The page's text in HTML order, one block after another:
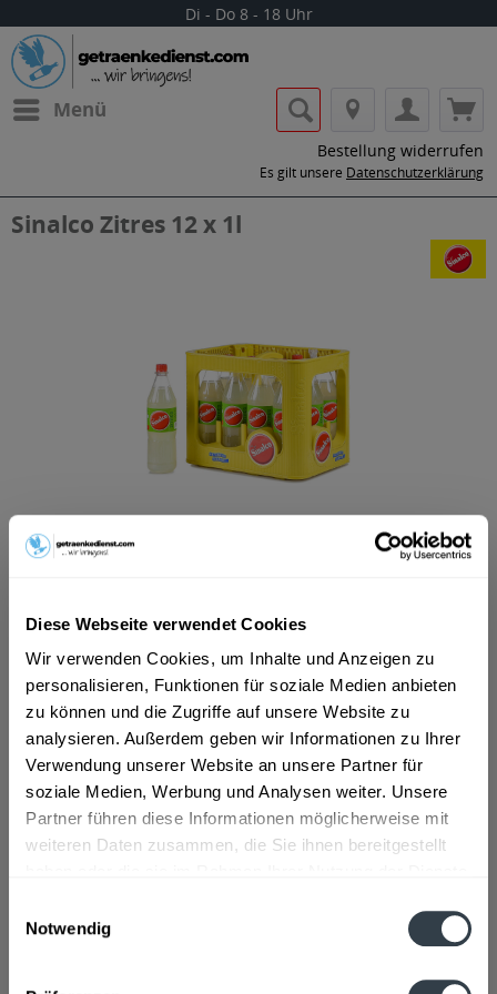
Diese Webseite verwendet Cookies
Wir verwenden Cookies, um Inhalte und Anzeigen zu
personalisieren, Funktionen für soziale Medien anbieten
zu können und die Zugriffe auf unsere Website zu
analysieren. Außerdem geben wir Informationen zu Ihrer
Verwendung unserer Website an unsere Partner für
soziale Medien, Werbung und Analysen weiter. Unsere
Partner führen diese Informationen möglicherweise mit
weiteren Daten zusammen, die Sie ihnen bereitgestellt
Notwendig
Di - Do 8 - 18 Uhr
Menü
Bestellung widerrufen
Es gilt unsere Datenschutzerklärung
Sinalco Zitres 12 x 1l
Dieser Artikel steht derzeit nicht zur Verfügung!
11,19 € *
inkl. MwSt.zzgl. Lieferkosten
Derzeit nicht verfügbar.
MEHRWEG
+3,30 € Pfand
Artikel-Nr.: 33302